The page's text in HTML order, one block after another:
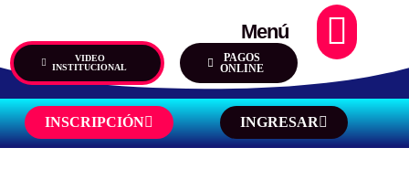
Menú
VIDEO
INSTITUCIONAL
PAGOS
ONLINE
INSCRIPCIÓN INGRESAR